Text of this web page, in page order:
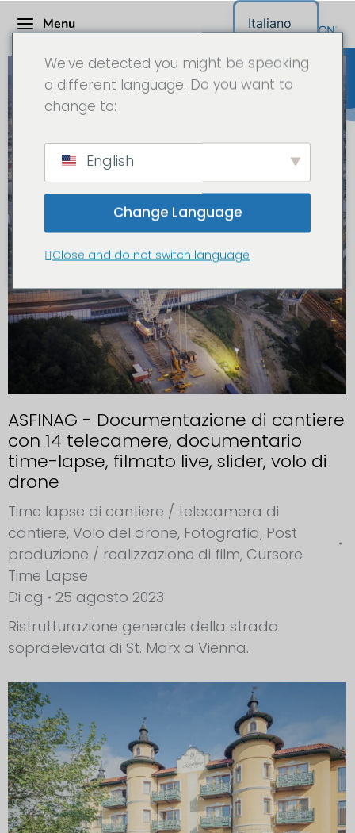
Menu
ASFINAG - Documentazione di cantiere
con 14 telecamere, documentario
time-lapse, filmato live, slider, volo di
drone
Time lapse di cantiere / telecamera di
cantiere, Volo del drone, Fotografia, Post
produzione / realizzazione di film, Cursore
Time Lapse
Di cg
25 agosto 2023
Ristrutturazione generale della strada
sopraelevata di St. Marx a Vienna.
We've detected you might be speaking
a different language. Do you want to
change to:
English
Change Language
Close and do not switch language
Italiano